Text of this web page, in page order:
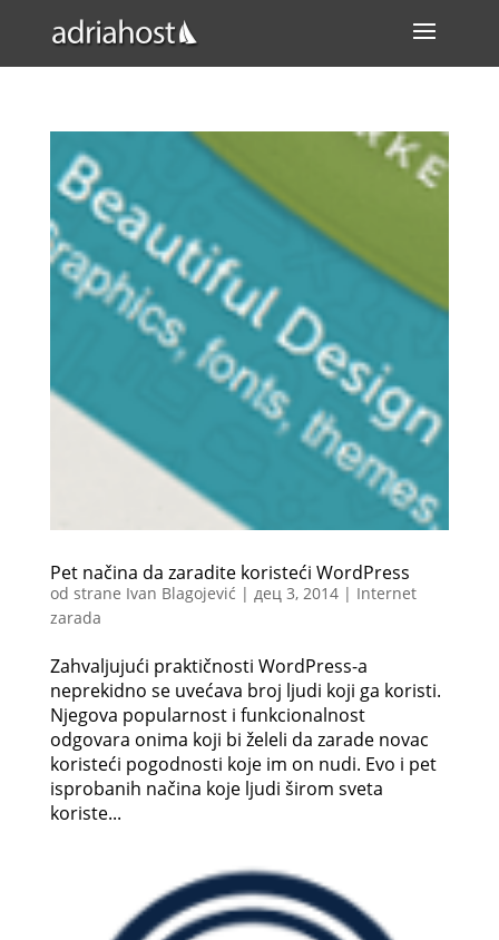
Pet načina da zaradite koristeći WordPress
od strane Ivan Blagojević | дец 3, 2014| Internet
zarada
Zahvaljujući praktičnosti WordPress-a
neprekidno se uvećava broj ljudi koji ga koristi.
Njegova popularnost i funkcionalnost
odgovara onima koji bi želeli da zarade novac
koristeći pogodnosti koje im on nudi. Evo i pet
isprobanih načina koje ljudi širom sveta
koriste...